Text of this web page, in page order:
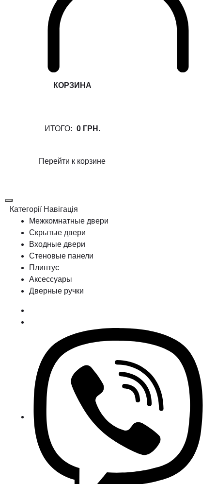
КОРЗИНА
ИТОГО: 0 ГРН.
Перейти к корзине
Категорії Навігація
Межкомнатные двери
Скрытые двери
Входные двери
Стеновые панели
Плинтус
Аксессуары
Дверные ручки